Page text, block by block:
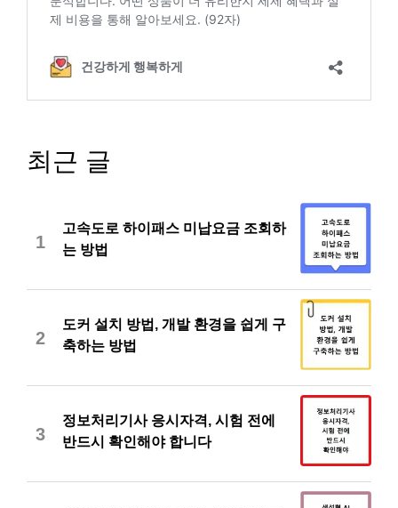
최근 글
1
고속도로 하이패스 미납요금 조회하
는 방법
2
도커 설치 방법, 개발 환경을 쉽게 구
축하는 방법
3
정보처리기사 응시자격, 시험 전에
반드시 확인해야 합니다